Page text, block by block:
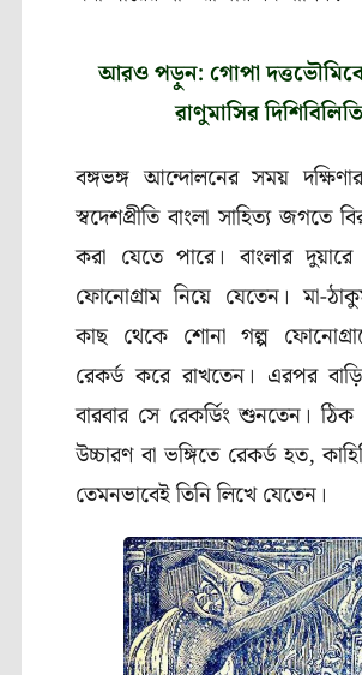
আরও পড়ুন: গোপা
রাণুমাসির দিশিবিলিতি
বঙ্গভঙ্গ আন্দোলনের সময়
স্বদেশপ্রীতি বাংলা সাহিত্য জগতে
করা যেতে পারে। বাংলার দুয়ারে
ফোনোগ্রাম নিয়ে যেতেন। মা-
কাছ থেকে শোনা গল্প
রেকর্ড করে রাখতেন। এরপর
বারবার সে রেকর্ডিং শুনতেন।
উচ্চারণ বা ভঙ্গিতে রেকর্ড হত,
তেমনভাবেই তিনি লিখে যেতেন।